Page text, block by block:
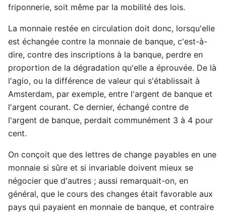
friponnerie, soit même par la mobilité des lois.
La monnaie restée en circulation doit donc, lorsqu'elle
est échangée contre la monnaie de banque, c'est-à-
dire, contre des inscriptions à la banque, perdre en
proportion de la dégradation qu'elle a éprouvée. De là
l'agio, ou la différence de valeur qui s'établissait à
Amsterdam, par exemple, entre l'argent de banque et
l'argent courant. Ce dernier, échangé contre de
l'argent de banque, perdait communément 3 à 4 pour
cent.
On conçoit que des lettres de change payables en une
monnaie si sûre et si invariable doivent mieux se
négocier que d'autres ; aussi remarquait-on, en
général, que le cours des changes était favorable aux
pays qui payaient en monnaie de banque, et contraire